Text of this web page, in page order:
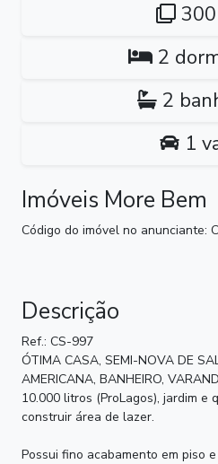
2
2
1
Imóveis More Bem
Código do imóvel no anunciante:
Descrição
Ref.: CS-997
ÓTIMA CASA, SEMI-NOVA DE
AMERICANA, BANHEIRO,
10.000 litros (ProLagos), jardim e
construir área de lazer.
Possui fino acabamento em piso